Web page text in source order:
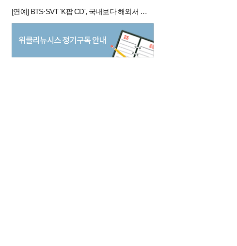
[연예] BTS·SVT 'K팝 CD', 국내보다 해외서 더 팔린다 왜?